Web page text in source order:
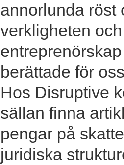
annorlunda röst
verkligheten
berättade för
Hos Disruptive
sällan finna
pengar på
juridiska